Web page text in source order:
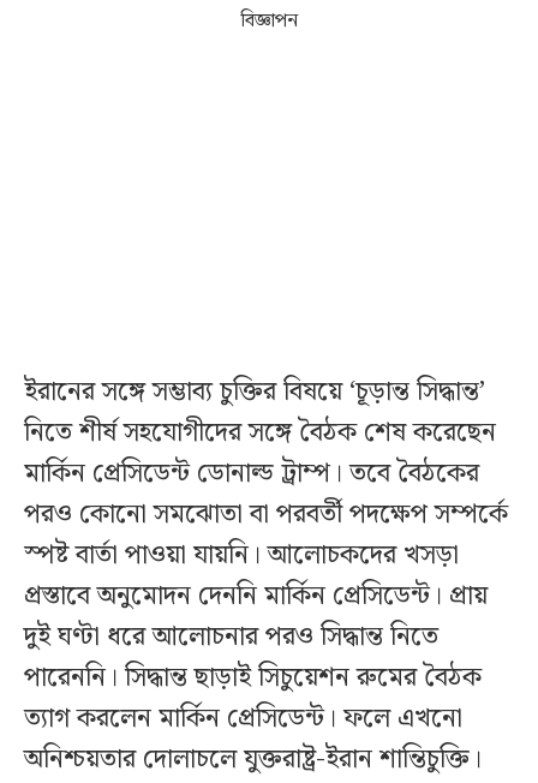
বিজ্ঞাপন
ইরানের সঙ্গে সম্ভাব্য চুক্তির বিষয়ে ‘চূড়ান্ত সিদ্ধান্ত’
নিতে শীর্ষ সহযোগীদের সঙ্গে বৈঠক শেষ করেছেন
মার্কিন প্রেসিডেন্ট ডোনাল্ড ট্রাম্প। তবে বৈঠকের
পরও কোনো সমঝোতা বা পরবর্তী পদক্ষেপ সম্পর্কে
স্পষ্ট বার্তা পাওয়া যায়নি। আলোচকদের খসড়া
প্রস্তাবে অনুমোদন দেননি মার্কিন প্রেসিডেন্ট। প্রায়
দুই ঘণ্টা ধরে আলোচনার পরও সিদ্ধান্ত নিতে
পারেননি। সিদ্ধান্ত ছাড়াই সিচুয়েশন রুমের বৈঠক
ত্যাগ করলেন মার্কিন প্রেসিডেন্ট। ফলে এখনো
অনিশ্চয়তার দোলাচলে যুক্তরাষ্ট্র-ইরান শান্তিচুক্তি।